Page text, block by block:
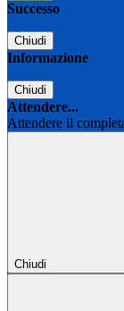
Successo
Chiudi
Informazione
Chiudi
Attendere...
Attendere il
Chiudi